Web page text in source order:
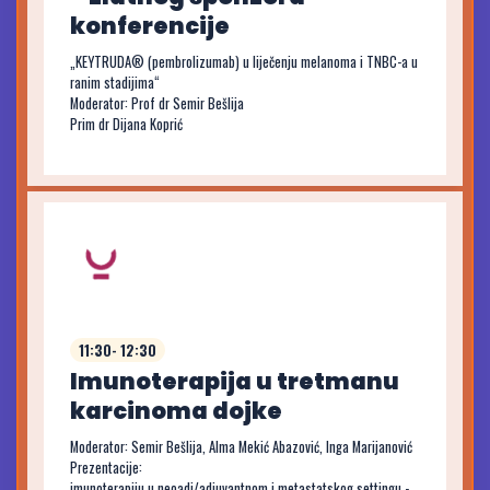
konferencije
„KEYTRUDA® (pembrolizumab) u liječenju melanoma i TNBC-a u
ranim stadijima“
Moderator: Prof dr Semir Bešlija
Prim dr Dijana Koprić
11:30- 12:30
Imunoterapija u tretmanu
karcinoma dojke
Moderator: Semir Bešlija, Alma Mekić Abazović, Inga Marijanović
Prezentacije: